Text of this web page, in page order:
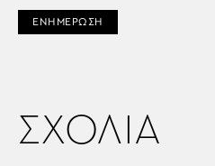
ΕΝΗΜΕΡΩΣΗ
ΣΧΟΛΙΑ